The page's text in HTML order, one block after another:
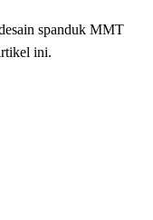
spanduk MMT
ini.